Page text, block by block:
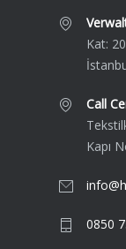
Kat:
Call
Kapı
0850